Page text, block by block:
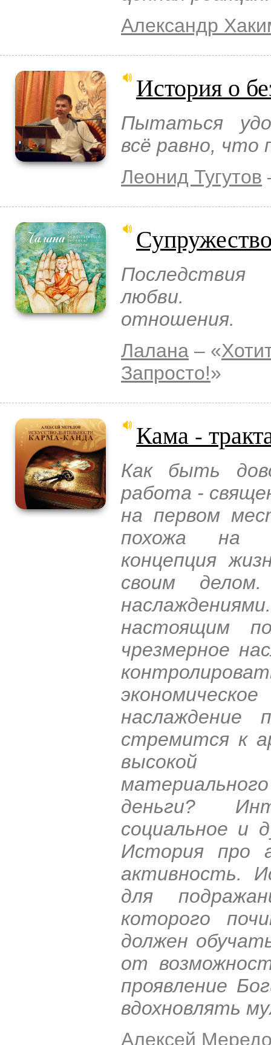
Александр
История о
Пытаться
всё равно, что
Леонид Тугутов
любви.
отношения.
Лалана – «
Запросто!»
Кама -
Как быть
работа -
на первом
похожа на
концепция
своим
настоящим
чрезмерное
стремится к
высокой
деньги?
социальное и
История про
активность.
для
которого
должен
от
проявление
вдохновлять
Алексей